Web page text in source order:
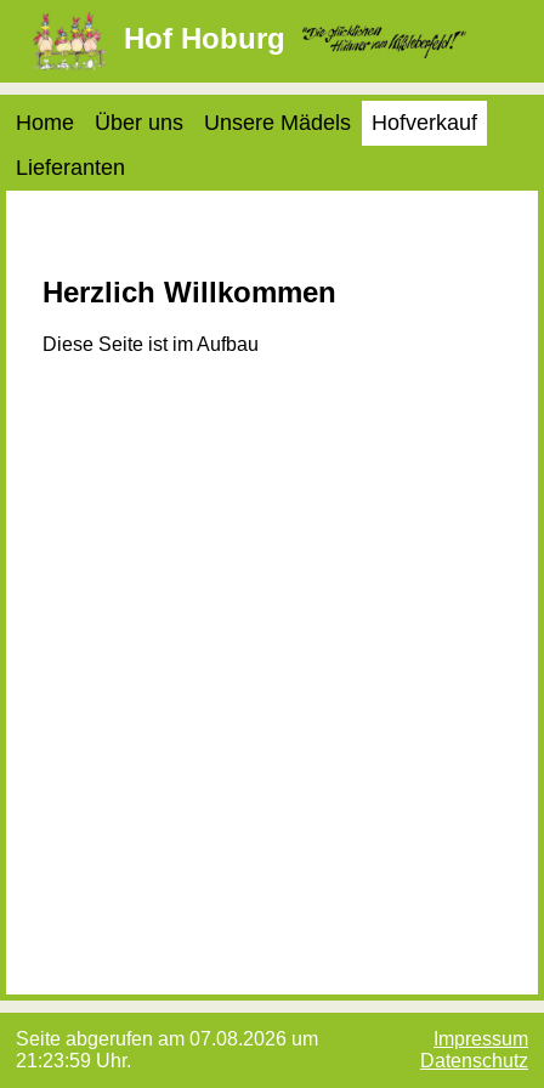
Hof Hoburg
Home Über uns Unsere Mädels
Hofverkauf
Lieferanten
Herzlich Willkommen
Diese Seite ist im Aufbau
Seite abgerufen am 07.08.2026 um
21:23:59 Uhr.
Impressum
Datenschutz